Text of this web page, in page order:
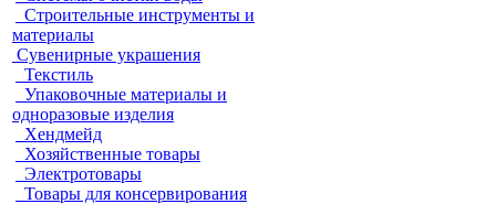
Строительные инструменты и
материалы
Сувенирные украшения
Текстиль
Упаковочные материалы и
одноразовые изделия
Хендмейд
Хозяйственные товары
Электротовары
Товары для консервирования